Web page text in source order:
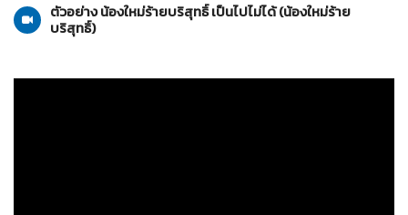
ตัวอย่าง น้องใหม่ร้ายบริสุทธิ์ เป็นไปไม่ได้ (น้องใหม่ร้าย
บริสุทธิ์)